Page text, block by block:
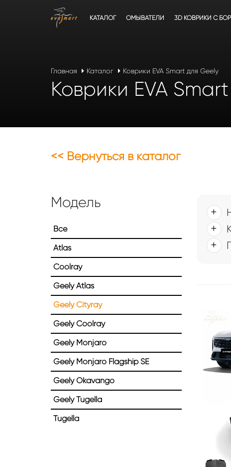
КАТАЛОГ ОМЫВАТЕЛИ 3D КОВРИКИ C
Главная Каталог Коврики EVA Smart для Geely
Коврики EVA
<< Вернуться в каталог
Модель
Все
Atlas
Coolray
Geely Atlas
Geely Cityray
Geely Coolray
Geely Monjaro
Geely Monjaro Flagship SE
Geely Okavango
Geely Tugella
Tugella